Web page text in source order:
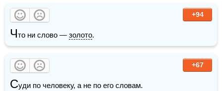
+94
Что ни слово — золото.
+67
Суди по человеку, а не по его словам.